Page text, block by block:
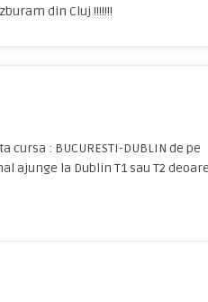
zburam din Cluj !!!!!!!
: BUCURESTI-DUBLIN de pe
ajunge la Dublin T1 sau T2